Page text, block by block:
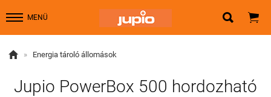
MENÜ  
 » Energia tároló állomások
Jupio PowerBox 500 hordozható